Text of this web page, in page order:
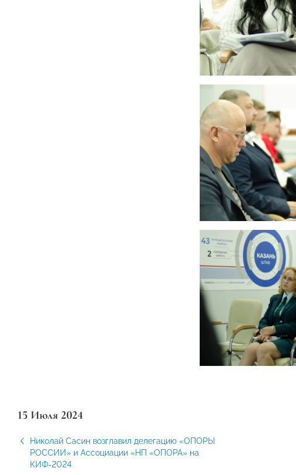
15 Июля 2024
Николай Сасин возглавил делегацию «ОПОРЫ
РОССИИ» и Ассоциации «НП «ОПОРА» на
КИФ-2024